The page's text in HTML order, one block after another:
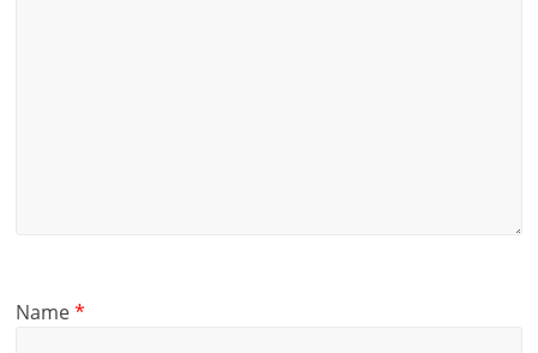
Name*